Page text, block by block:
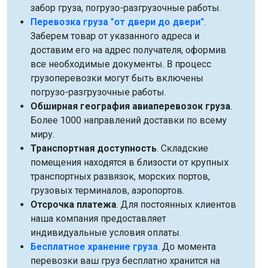
забор груза, погрузо-разгрузочные работы.
Перевозка груза "от двери до двери".
Заберем товар от указанного адреса и
доставим его на адрес получателя, оформив
все необходимые документы. В процесс
грузоперевозки могут быть включены
погрузо-разгрузочные работы.
Обширная география авиаперевозок груза.
Более 1000 направлений доставки по всему
миру.
Транспортная доступность. Складские
помещения находятся в близости от крупных
транспортных развязок, морских портов,
грузовых терминалов, аэропортов.
Отсрочка платежа. Для постоянных клиентов
наша компания предоставляет
индивидуальные условия оплаты.
Бесплатное хранение груза. До момента
перевозки ваш груз бесплатно хранится на